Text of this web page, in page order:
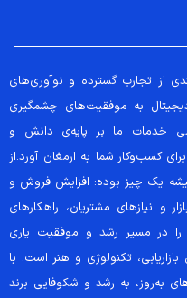
از تجارب گسترده و نوآوری‌های
به موفقیت‌های چشمگیری
خدمات ما بر پایه‌ی دانش و
کسب‌وکار شما به ارمغان آورد.از
یک چیز بوده: افزایش فروش و
و نیازهای مشتریان، راهکارهای
را در مسیر رشد و موفقیت یاری
تکنولوژی و هنر است. با
به‌روز، به رشد و شکوفایی برند